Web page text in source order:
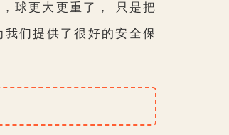
球更大更重了， 只是把
们提供了很好的安全保